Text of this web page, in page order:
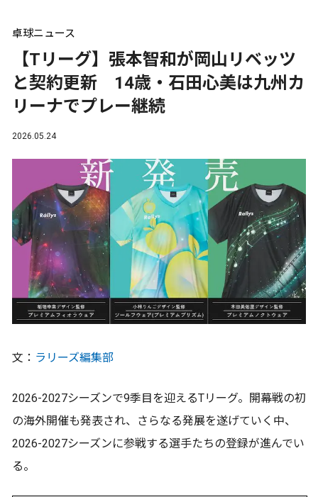
卓球ニュース
【Tリーグ】張本智和が岡山リベッツ
と契約更新 14歳・石田心美は九州カ
リーナでプレー継続
2026.05.24
文： ラリーズ編集部
2026-2027シーズンで9季目を迎えるTリーグ。開幕戦の初
の海外開催も発表され、さらなる発展を遂げていく中、
2026-2027シーズンに参戦する選手たちの登録が進んでい
る。